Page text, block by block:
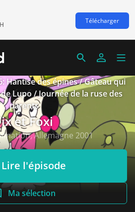
Télécharger
Hantise des épines / Gâteau qui
Lupo / Journée de la ruse des
parents
et Foxi
Allemagne 2001
Lire l'épisode
Ma sélection